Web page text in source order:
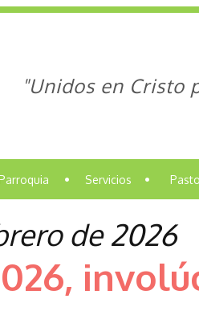
"Unidos en Cristo
• Servicios •
de 2026